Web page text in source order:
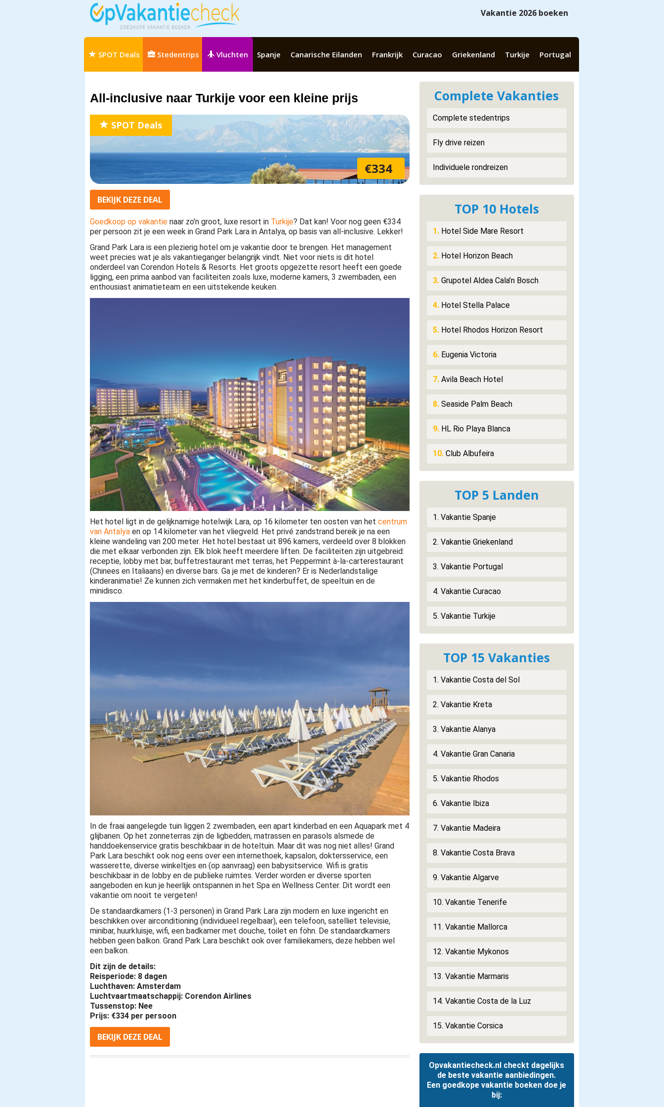
Vakantie 2026 boeken
SPOT Deals Stedentrips Vluchten Spanje Canarische Eilanden Frankrijk Curacao Griekenland Turkije Portugal
All-inclusive naar Turkije voor een kleine prijs
SPOT Deals
€334
BEKIJK DEZE DEAL
Goedkoop op vakantie naar zo'n groot, luxe resort in Turkije? Dat kan! Voor nog geen €334
per persoon zit je een week in Grand Park Lara in Antalya, op basis van all-inclusive. Lekker!
Grand Park Lara is een plezierig hotel om je vakantie door te brengen. Het management
weet precies wat je als vakantieganger belangrijk vindt. Niet voor niets is dit hotel
onderdeel van Corendon Hotels & Resorts. Het groots opgezette resort heeft een goede
ligging, een prima aanbod van faciliteiten zoals luxe, moderne kamers, 3 zwembaden, een
enthousiast animatieteam en een uitstekende keuken.
Het hotel ligt in de gelijknamige hotelwijk Lara, op 16 kilometer ten oosten van het centrum
van Antalya en op 14 kilometer van het vliegveld. Het privé zandstrand bereik je na een
kleine wandeling van 200 meter. Het hotel bestaat uit 896 kamers, verdeeld over 8 blokken
die met elkaar verbonden zijn. Elk blok heeft meerdere liften. De faciliteiten zijn uitgebreid:
receptie, lobby met bar, buffetrestaurant met terras, het Peppermint à-la-carterestaurant
(Chinees en Italiaans) en diverse bars. Ga je met de kinderen? Er is Nederlandstalige
kinderanimatie! Ze kunnen zich vermaken met het kinderbuffet, de speeltuin en de
minidisco.
In de fraai aangelegde tuin liggen 2 zwembaden, een apart kinderbad en een Aquapark met 4
glijbanen. Op het zonneterras zijn de ligbedden, matrassen en parasols alsmede de
handdoekenservice gratis beschikbaar in de hoteltuin. Maar dit was nog niet alles! Grand
Park Lara beschikt ook nog eens over een internethoek, kapsalon, doktersservice, een
wasserette, diverse winkeltjes en (op aanvraag) een babysitservice. Wifi is gratis
beschikbaar in de lobby en de publieke ruimtes. Verder worden er diverse sporten
aangeboden en kun je heerlijk ontspannen in het Spa en Wellness Center. Dit wordt een
vakantie om nooit te vergeten!
De standaardkamers (1-3 personen) in Grand Park Lara zijn modern en luxe ingericht en
beschikken over airconditioning (individueel regelbaar), een telefoon, satelliet televisie,
minibar, huurkluisje, wifi, een badkamer met douche, toilet en föhn. De standaardkamers
hebben geen balkon. Grand Park Lara beschikt ook over familiekamers, deze hebben wel
een balkon.
Dit zijn de details:
Reisperiode: 8 dagen
Luchthaven: Amsterdam
Luchtvaartmaatschappij: Corendon Airlines
Tussenstop: Nee
Prijs: €334 per persoon
BEKIJK DEZE DEAL
Complete Vakanties
Complete stedentrips
Fly drive reizen
Individuele rondreizen
TOP 10 Hotels
1.Hotel Side Mare Resort
2.Hotel Horizon Beach
3.Grupotel Aldea Cala’n Bosch
4.Hotel Stella Palace
5.Hotel Rhodos Horizon Resort
6.Eugenia Victoria
7.Avila Beach Hotel
8.Seaside Palm Beach
9.HL Rio Playa Blanca
10.Club Albufeira
TOP 5 Landen
1. Vakantie Spanje
2. Vakantie Griekenland
3. Vakantie Portugal
4. Vakantie Curacao
5. Vakantie Turkije
TOP 15 Vakanties
1. Vakantie Costa del Sol
2. Vakantie Kreta
3. Vakantie Alanya
4. Vakantie Gran Canaria
5. Vakantie Rhodos
6. Vakantie Ibiza
7. Vakantie Madeira
8. Vakantie Costa Brava
9. Vakantie Algarve
10. Vakantie Tenerife
11. Vakantie Mallorca
12. Vakantie Mykonos
13. Vakantie Marmaris
14. Vakantie Costa de la Luz
15. Vakantie Corsica
Opvakantiecheck.nl checkt dagelijks
de beste vakantie aanbiedingen.
Een goedkope vakantie boeken doe je
bij: